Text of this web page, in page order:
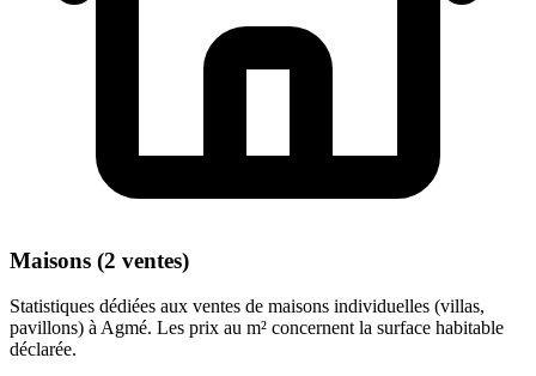
Maisons (2 ventes)
Statistiques dédiées aux ventes de maisons individuelles (villas,
pavillons) à Agmé. Les prix au m² concernent la surface habitable
déclarée.